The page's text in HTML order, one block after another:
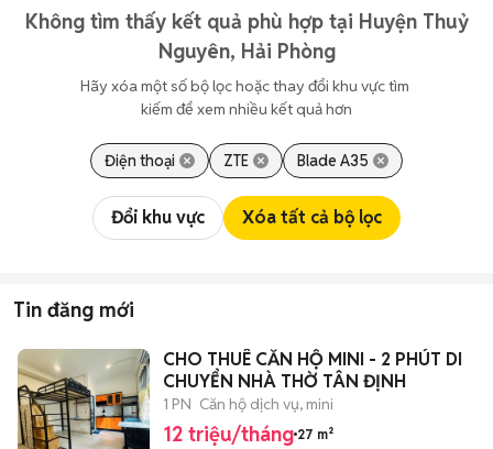
Không tìm thấy kết quả phù hợp tại Huyện Thuỷ
Nguyên, Hải Phòng
Hãy xóa một số bộ lọc hoặc thay đổi khu vực tìm
kiếm để xem nhiều kết quả hơn
Điện thoại ZTE Blade A35
Đổi khu vực Xóa tất cả bộ lọc
Tin đăng mới
CHO THUÊ CĂN HỘ MINI - 2 PHÚT DI
CHUYỂN NHÀ THỜ TÂN ĐỊNH
1 PN Căn hộ dịch vụ, mini
12 triệu/tháng 27 m²